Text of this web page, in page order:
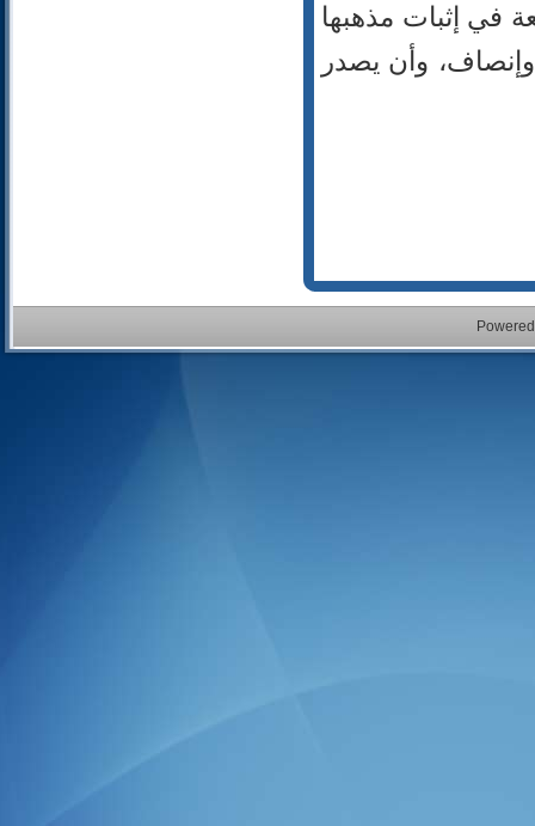
في إثبات مذهبها
وأن يصدر